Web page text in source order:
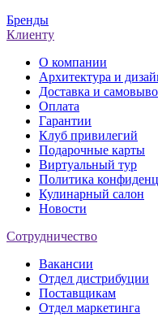
Бренды
Клиенту
О компании
Архитектура и
Доставка и
Оплата
Гарантии
Клуб привилегий
Подарочные карты
Виртуальный тур
Политика
Кулинарный салон
Новости
Сотрудничество
Вакансии
Отдел дистрибуции
Поставщикам
Отдел маркетинга